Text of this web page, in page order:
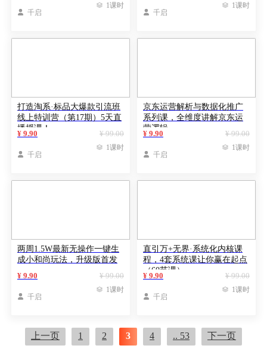
 千启
 1课时
 千启
 1课时
打造淘系·标品大爆款引流班
线上特训营（第17期）5天直
播授课！
¥ 99.00
¥ 9.90
 千启
 1课时
京东运营解析与数据化推广
系列课，全维度讲解京东运
营逻辑
¥ 99.00
¥ 9.90
 千启
 1课时
两周1.5W最新无操作一键生
成小和尚玩法，升级版首发
¥ 99.00
¥ 9.90
 千启
 1课时
直引万+无界·系统化内核课
程，4套系统课让你赢在起点
（60节课）
¥ 99.00
¥ 9.90
 千启
 1课时
上一页 1 2 3 4 .. 53 下一页